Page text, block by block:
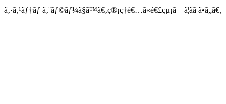
ã‚·ã‚¹ãƒ†ãƒ ã‚¨ãƒ©ãƒ¼ã§ã™ã€‚ç®¡ç†è€…ã«é€£çµ¡ã—ã¦ãã ã•ã„ã€‚